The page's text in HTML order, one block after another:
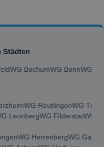
Städten
WG BochumWG BonnWG
WG ReutlingenWG
LeonbergWG FilderstadtWG
WG HerrenbergWG